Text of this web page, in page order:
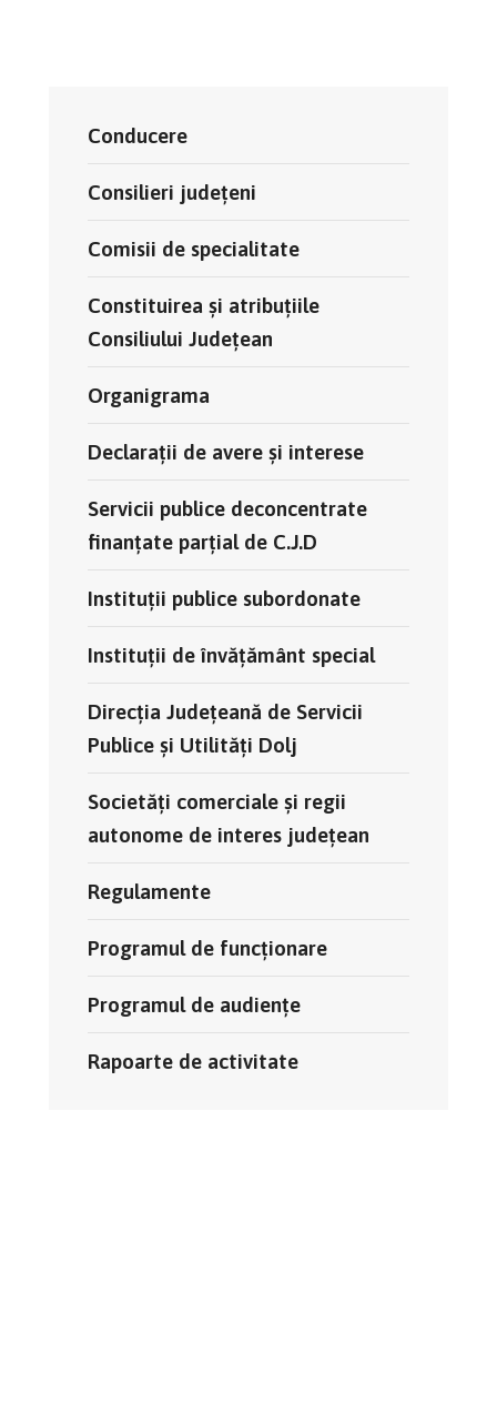
Conducere
Consilieri județeni
Comisii de specialitate
Constituirea și atribuțiile
Consiliului Județean
Organigrama
Declarații de avere și interese
Servicii publice deconcentrate
finanțate parțial de C.J.D
Instituții publice subordonate
Instituții de învățământ special
Direcția Județeană de Servicii
Publice și Utilități Dolj
Societăți comerciale și regii
autonome de interes județean
Regulamente
Programul de funcționare
Programul de audiențe
Rapoarte de activitate